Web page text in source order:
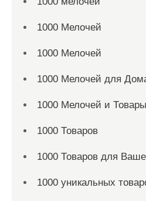
1000 Мелочей
1000 Мелочей
1000 Мелочей для
1000 Мелочей и
1000 Товаров
1000 Товаров для
1000 уникальных